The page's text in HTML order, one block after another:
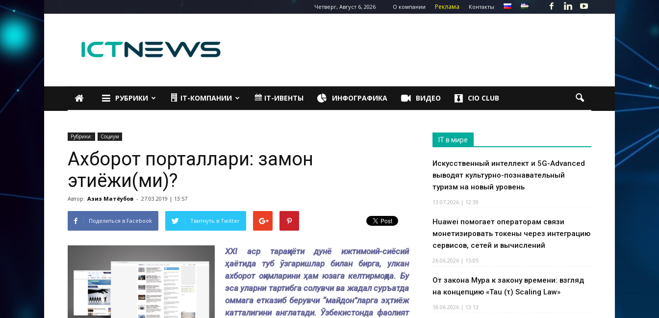
Четверг, Август 6, 2026 О компании Реклама Контакты
РУБРИКИ IT-КОМПАНИИ IT-ИВЕНТЫ ИНФОГРАФИКА ВИДЕО CIO CLUB
Рубрики: Социум
Ахборот порталлари: замон
эҳтиёжи(ми)?
Автор: Азиз Матёқубов - 27.03.2019 | 13:57
Поделиться в Facebook Твитнуть в Twitter
XXI аср тараққиёти дунё ижтимоий-сиёсий
ҳаётида туб ўзгаришлар билан бирга, улкан
ахборот оқимларини ҳам юзага келтирмоқда. Бу
эса уларни тартибга солувчи ва жадал суръатда
оммага етказиб берувчи “майдон”ларга эҳтиёж
катталигини англатади. Ўзбекистонда фаолият
IT в мире
Искусственный интеллект и 5G-Advanced
выводят культурно-познавательный
туризм на новый уровень
13.07.2026 | 12:39
Huawei помогает операторам связи
монетизировать токены через интеграцию
сервисов, сетей и вычислений
26.06.2026 | 15:05
От закона Мура к закону времени: взгляд
на концепцию «Tau (τ) Scaling Law»
18.06.2026 | 13:13